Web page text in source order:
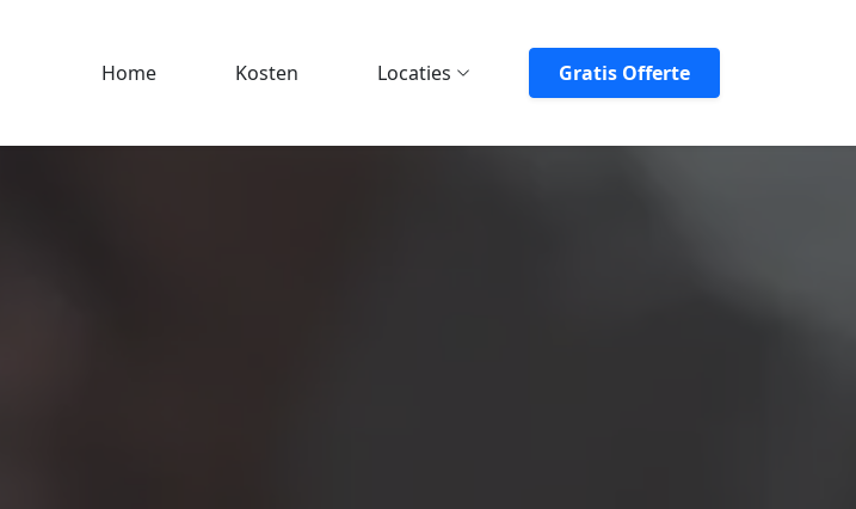
Home Kosten Locaties Gratis Offerte